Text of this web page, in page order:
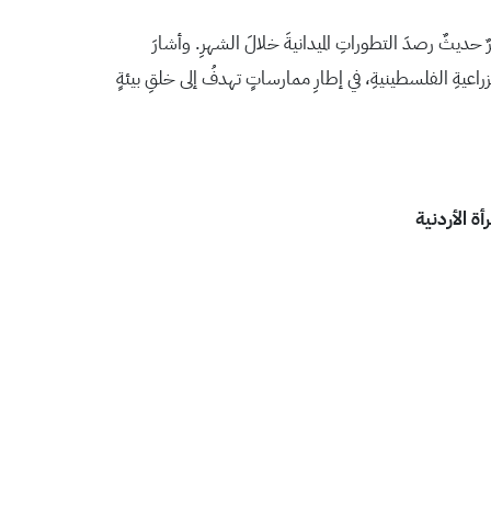
تقريرٌ حديثٌ رصدَ التطوراتِ الميدانيةَ خلالَ الشهرِ. وأشارَ
الفلسطينيةِ، في إطارِ ممارساتٍ تهدفُ إلى خلقِ بيئةٍ
الأردنية